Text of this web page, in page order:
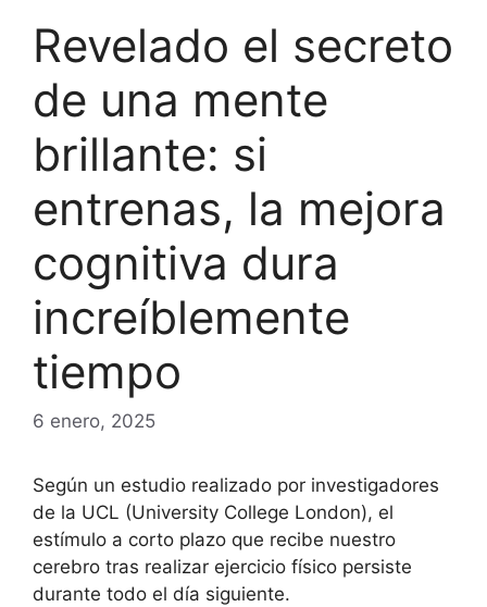
Revelado el secreto
de una mente
brillante: si
entrenas, la mejora
cognitiva dura
increíblemente
tiempo
6 enero, 2025
Según un estudio realizado por investigadores
de la UCL (University College London), el
estímulo a corto plazo que recibe nuestro
cerebro tras realizar ejercicio físico persiste
durante todo el día siguiente.